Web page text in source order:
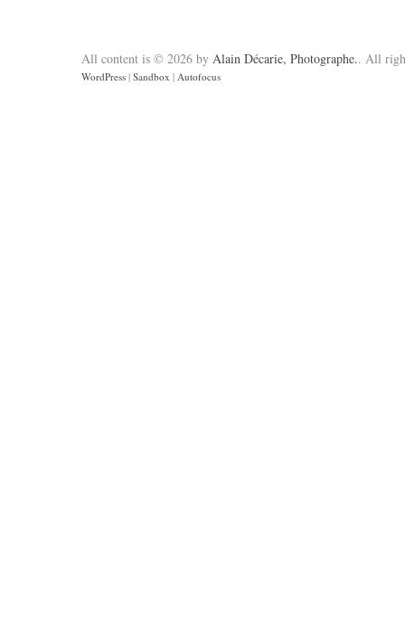
All content is © 2026 by Alain Décarie, Photographe.. All
WordPress | Sandbox | Autofocus